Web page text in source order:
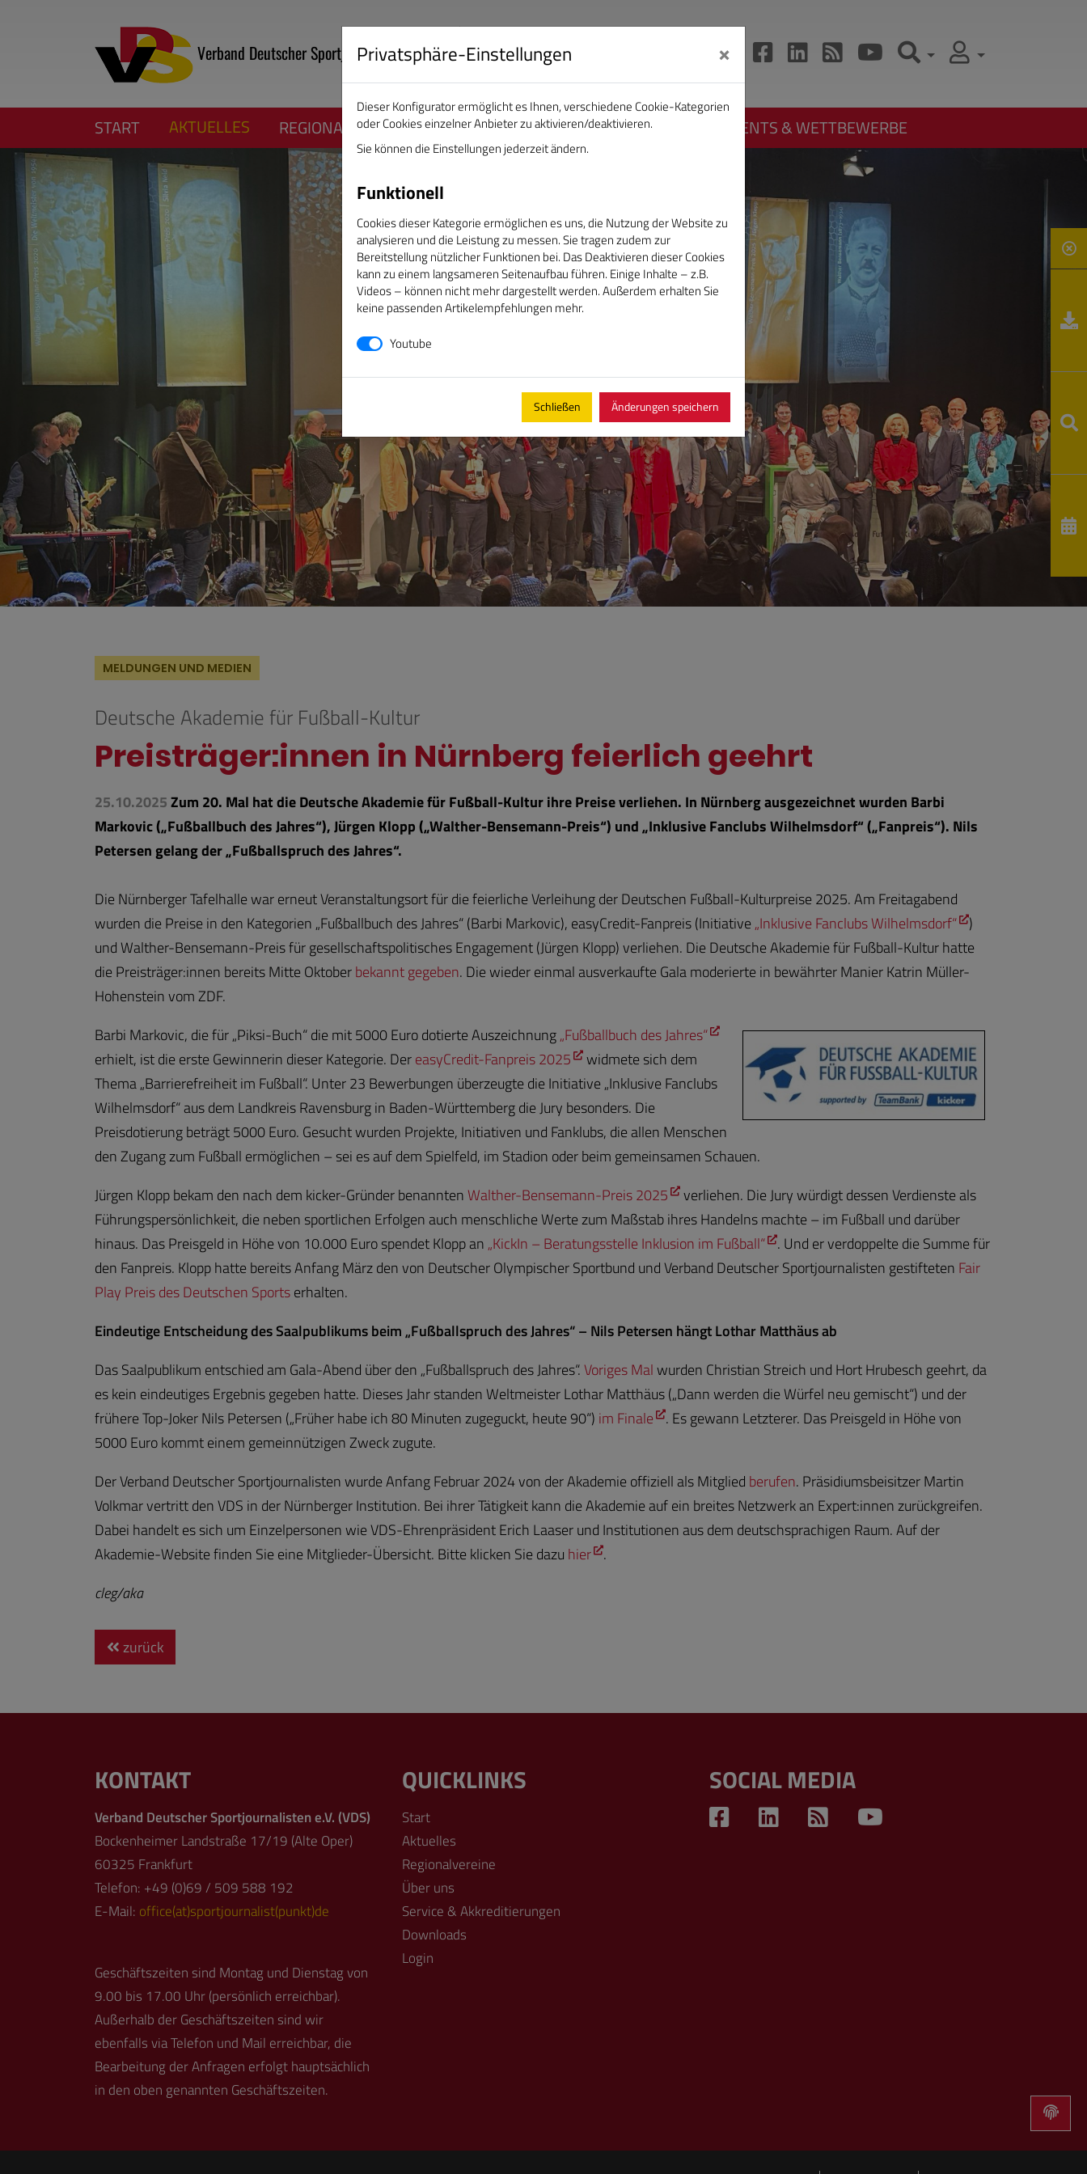
Verband Deutscher Sportjournalisten e.V. DAS GOLDENE BAND
START AKTUELLES REGIONALVEREINE ÜBER UNS SERVICE CAMPUS EVENTS & WETTBEWERBE
MELDUNGEN UND MEDIEN
Deutsche Akademie für Fußball-Kultur
Preisträger:innen in Nürnberg feierlich geehrt
25.10.2025Zum 20. Mal hat die Deutsche Akademie für Fußball-Kultur ihre Preise verliehen. In Nürnberg ausgezeichnet wurden Barbi
Markovic („Fußballbuch des Jahres“), Jürgen Klopp („Walther-Bensemann-Preis“) und „Inklusive Fanclubs Wilhelmsdorf“ („Fanpreis“). Nils
Petersen gelang der „Fußballspruch des Jahres“.
Die Nürnberger Tafelhalle war erneut Veranstaltungsort für die feierliche Verleihung der Deutschen Fußball-Kulturpreise 2025. Am Freitagabend
wurden die Preise in den Kategorien „Fußballbuch des Jahres“ (Barbi Markovic), easyCredit-Fanpreis (Initiative „Inklusive Fanclubs Wilhelmsdorf“ )
und Walther-Bensemann-Preis für gesellschaftspolitisches Engagement (Jürgen Klopp) verliehen. Die Deutsche Akademie für Fußball-Kultur hatte
die Preisträger:innen bereits Mitte Oktoberbekannt gegeben. Die wieder einmal ausverkaufte Gala moderierte in bewährter Manier Katrin Müller-
Hohenstein vom ZDF.
Barbi Markovic, die für „Piksi-Buch“ die mit 5000 Euro dotierte Auszeichnung„Fußballbuch des Jahres“
erhielt, ist die erste Gewinnerin dieser Kategorie. DereasyCredit-Fanpreis 2025
widmete sich dem
Thema „Barrierefreiheit im Fußball“. Unter 23 Bewerbungen überzeugte die Initiative „Inklusive Fanclubs
Wilhelmsdorf“ aus dem Landkreis Ravensburg in Baden-Württemberg die Jury besonders. Die
Preisdotierung beträgt 5000 Euro. Gesucht wurden Projekte, Initiativen und Fanklubs, die allen Menschen
den Zugang zum Fußball ermöglichen – sei es auf dem Spielfeld, im Stadion oder beim gemeinsamen Schauen.
Jürgen Klopp bekam den nach dem kicker-Gründer benanntenWalther-Bensemann-Preis 2025
verliehen. Die Jury würdigt dessen Verdienste als
Führungspersönlichkeit, die neben sportlichen Erfolgen auch menschliche Werte zum Maßstab ihres Handelns machte – im Fußball und darüber
hinaus. Das Preisgeld in Höhe von 10.000 Euro spendet Klopp an „KickIn – Beratungsstelle Inklusion im Fußball“ . Und er verdoppelte die Summe für
den Fanpreis. Klopp hatte bereits Anfang März den von Deutscher Olympischer Sportbund und Verband Deutscher Sportjournalisten gestifteten Fair
Play Preis des Deutschen Sportserhalten.
Eindeutige Entscheidung des Saalpublikums beim „Fußballspruch des Jahres“ – Nils Petersen hängt Lothar Matthäus ab
Das Saalpublikum entschied am Gala-Abend über den „Fußballspruch des Jahres“.Voriges Malwurden Christian Streich und Hort Hrubesch geehrt, da
es kein eindeutiges Ergebnis gegeben hatte. Dieses Jahr standen Weltmeister Lothar Matthäus („Dann werden die Würfel neu gemischt“) und der
frühere Top-Joker Nils Petersen („Früher habe ich 80 Minuten zugeguckt, heute 90“) im Finale
. Es gewann Letzterer. Das Preisgeld in Höhe von
5000 Euro kommt einem gemeinnützigen Zweck zugute.
Der Verband Deutscher Sportjournalisten wurde Anfang Februar 2024 von der Akademie offiziell als Mitglied berufen. Präsidiumsbeisitzer Martin
Volkmar vertritt den VDS in der Nürnberger Institution. Bei ihrer Tätigkeit kann die Akademie auf ein breites Netzwerk an Expert:innen zurückgreifen.
Dabei handelt es sich um Einzelpersonen wie VDS-Ehrenpräsident Erich Laaser und Institutionen aus dem deutschsprachigen Raum. Auf der
Akademie-Website finden Sie eine Mitglieder-Übersicht. Bitte klicken Sie dazu hier .
cleg/aka
zurück
Privatsphäre-Einstellungen ×
Dieser Konfigurator ermöglicht es Ihnen, verschiedene Cookie-Kategorien
oder Cookies einzelner Anbieter zu aktivieren/deaktivieren.
Sie können die Einstellungen jederzeit ändern.
Funktionell
Cookies dieser Kategorie ermöglichen es uns, die Nutzung der Website zu
analysieren und die Leistung zu messen. Sie tragen zudem zur
Bereitstellung nützlicher Funktionen bei. Das Deaktivieren dieser Cookies
kann zu einem langsameren Seitenaufbau führen. Einige Inhalte – z.B.
Videos – können nicht mehr dargestellt werden. Außerdem erhalten Sie
keine passenden Artikelempfehlungen mehr.
Youtube
Schließen Änderungen speichern
KONTAKT
Verband Deutscher Sportjournalisten e.V. (VDS)
Bockenheimer Landstraße 17/19 (Alte Oper)
60325 Frankfurt
Telefon: +49 (0)69 / 509 588 192
E-Mail: office(at)sportjournalist(punkt)de
Geschäftszeiten sind Montag und Dienstag von
9.00 bis 17.00 Uhr (persönlich erreichbar).
Außerhalb der Geschäftszeiten sind wir
ebenfalls via Telefon und Mail erreichbar, die
Bearbeitung der Anfragen erfolgt hauptsächlich
in den oben genannten Geschäftszeiten.
QUICKLINKS
Start
Aktuelles
Regionalvereine
Über uns
Service & Akkreditierungen
Downloads
Login
SOCIAL MEDIA